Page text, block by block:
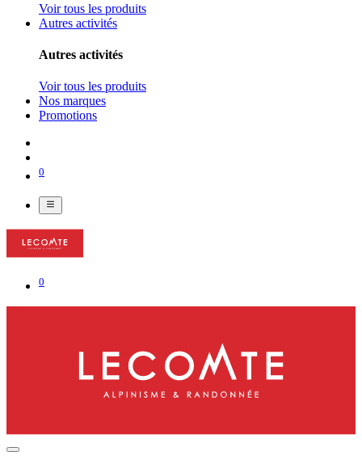
Voir tous les produits
Autres activités
Autres activités
Voir tous les produits
Nos marques
Promotions
0
0